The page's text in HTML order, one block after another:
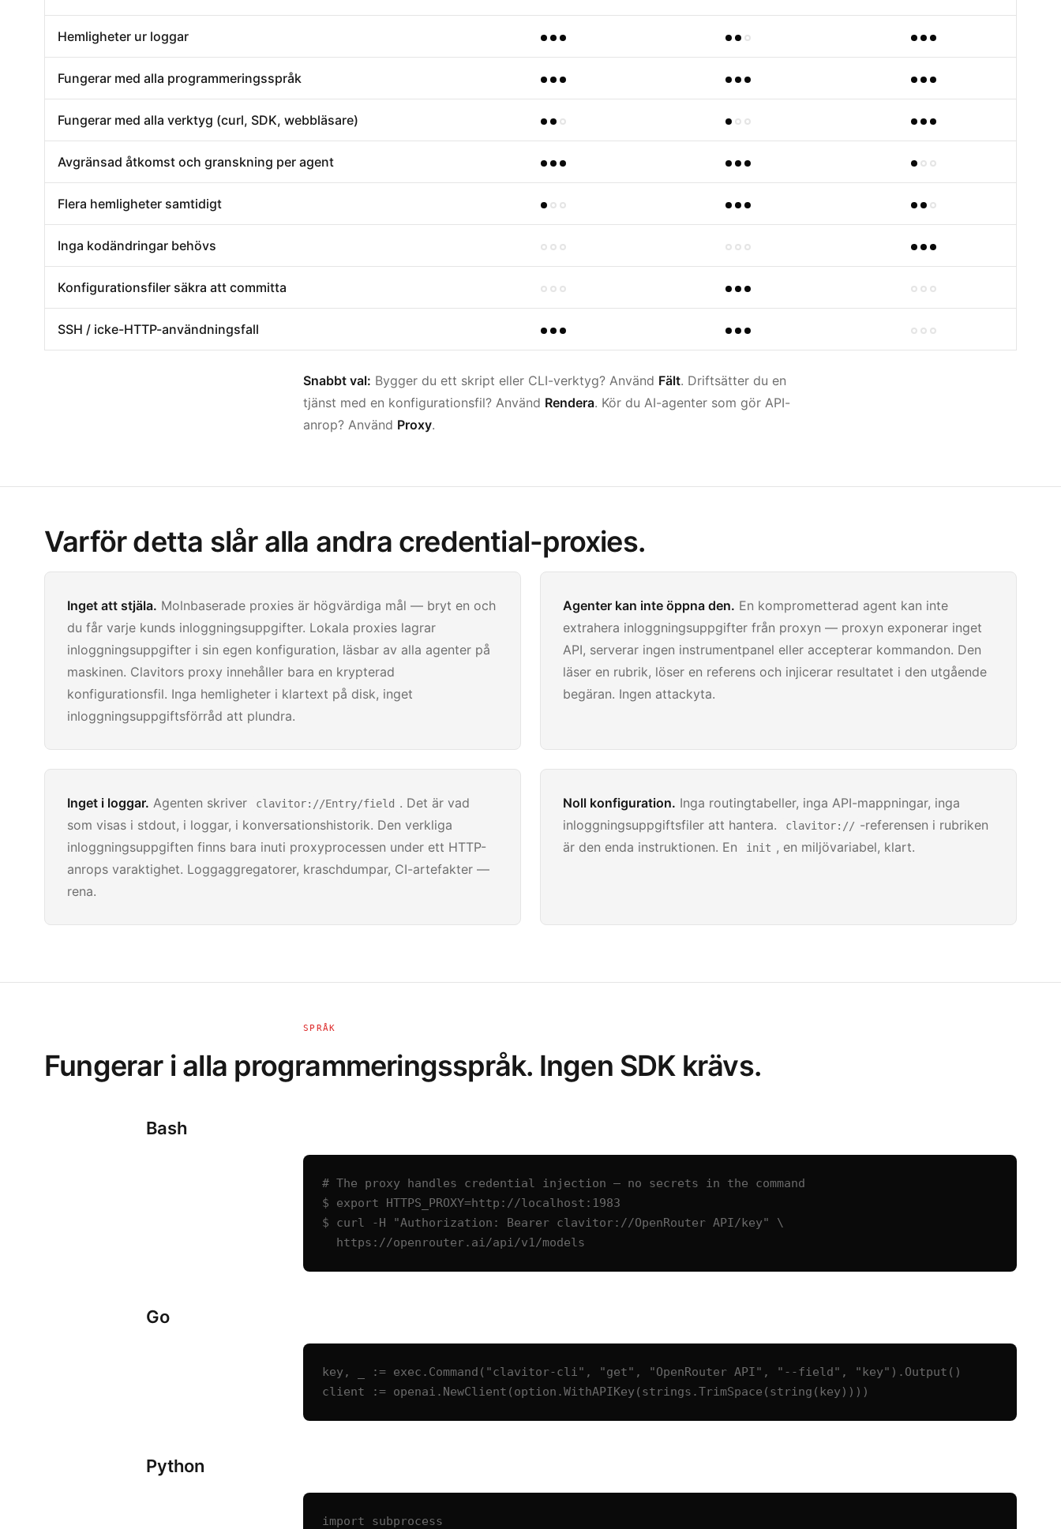
Hemligheter ur loggar
Fungerar med alla programmeringsspråk
Fungerar med alla verktyg (curl, SDK, webbläsare)
Avgränsad åtkomst och granskning per agent
Flera hemligheter samtidigt
Inga kodändringar behövs
Konfigurationsfiler säkra att committa
SSH / icke-HTTP-användningsfall
Snabbt val: Bygger du ett skript eller CLI-verktyg? Använd Fält. Driftsätter du en
tjänst med en konfigurationsfil? Använd Rendera. Kör du AI-agenter som gör API-
anrop? Använd Proxy.
Varför detta slår alla andra credential-proxies.
Inget att stjäla. Molnbaserade proxies är högvärdiga mål — bryt en och
du får varje kunds inloggningsuppgifter. Lokala proxies lagrar
inloggningsuppgifter i sin egen konfiguration, läsbar av alla agenter på
maskinen. Clavitors proxy innehåller bara en krypterad
konfigurationsfil. Inga hemligheter i klartext på disk, inget
inloggningsuppgiftsförråd att plundra.
Agenter kan inte öppna den. En komprometterad agent kan inte
extrahera inloggningsuppgifter från proxyn — proxyn exponerar inget
API, serverar ingen instrumentpanel eller accepterar kommandon. Den
läser en rubrik, löser en referens och injicerar resultatet i den utgående
begäran. Ingen attackyta.
Inget i loggar. Agenten skriver clavitor://Entry/field . Det är vad
som visas i stdout, i loggar, i konversationshistorik. Den verkliga
inloggningsuppgiften finns bara inuti proxyprocessen under ett HTTP-
anrops varaktighet. Loggaggregatorer, kraschdumpar, CI-artefakter —
rena.
Noll konfiguration. Inga routingtabeller, inga API-mappningar, inga
inloggningsuppgiftsfiler att hantera.
clavitor:// -referensen i rubriken
är den enda instruktionen. En
init , en miljövariabel, klart.
SPRÅK
Fungerar i alla programmeringsspråk. Ingen SDK krävs.
Bash
# The proxy handles credential injection — no secrets in the command
$ export HTTPS_PROXY=http://localhost:1983
$ curl -H "Authorization: Bearer clavitor://OpenRouter API/key" \
  https://openrouter.ai/api/v1/models
Go
key, _ := exec.Command("clavitor-cli", "get", "OpenRouter API", "--field", "key").Output()
client := openai.NewClient(option.WithAPIKey(strings.TrimSpace(string(key))))
Python
import subprocess